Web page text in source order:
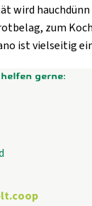
wird
zum
ist vielseitig
gerne: